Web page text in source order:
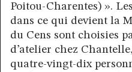
Poitou-Charentes) ».
dans ce qui devient la
du Cens sont choisies
d’atelier chez
quatre-vingt-dix